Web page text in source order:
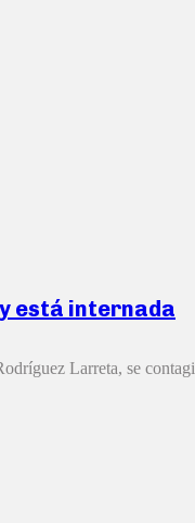
está internada
Larreta, se